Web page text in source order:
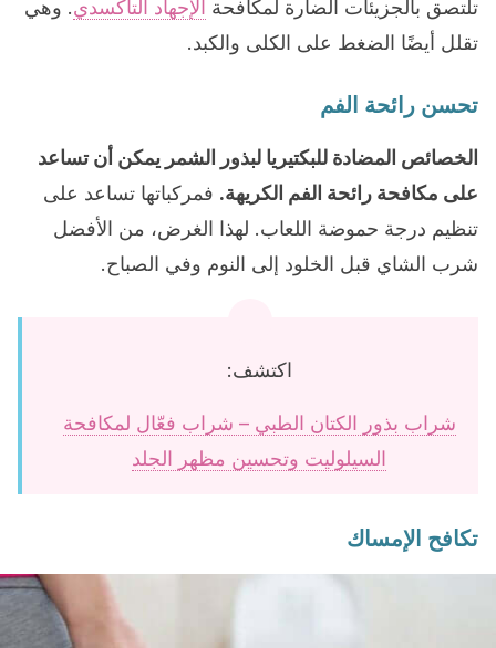
تلتصق بالجزيئات الضارة لمكافحة الإجهاد التأكسدي. وهي
تقلل أيضًا الضغط على الكلى والكبد.
تحسن رائحة الفم
الخصائص المضادة للبكتيريا لبذور الشمر يمكن أن تساعد
على مكافحة رائحة الفم الكريهة. فمركباتها تساعد على
تنظيم درجة حموضة اللعاب. لهذا الغرض، من الأفضل
شرب الشاي قبل الخلود إلى النوم وفي الصباح.
اكتشف:
شراب بذور الكتان الطبي – شراب فعّال لمكافحة
السيلوليت وتحسين مظهر الجلد
تكافح الإمساك